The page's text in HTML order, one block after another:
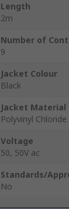
Length
2m
Number of
9
Jacket Colour
Black
Jacket Material
Polyvinyl Chloride
Voltage
50, 50V ac
Standards/
No